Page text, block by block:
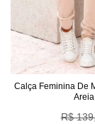
Calça Feminina De
Areia
R$